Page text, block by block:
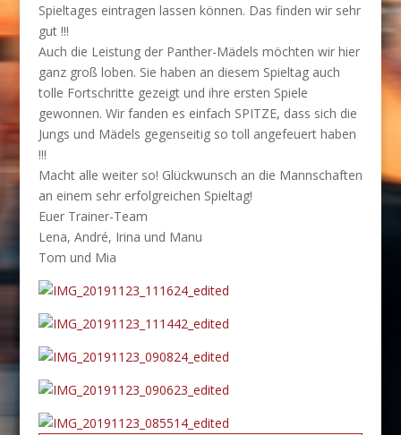
Spieltages eintragen lassen können. Das finden wir sehr
gut !!!
Auch die Leistung der Panther-Mädels möchten wir hier
ganz groß loben. Sie haben an diesem Spieltag auch
tolle Fortschritte gezeigt und ihre ersten Spiele
gewonnen. Wir fanden es einfach SPITZE, dass sich die
Jungs und Mädels gegenseitig so toll angefeuert haben
!!!
Macht alle weiter so! Glückwunsch an die Mannschaften
an einem sehr erfolgreichen Spieltag!
Euer Trainer-Team
Lena, André, Irina und Manu
Tom und Mia